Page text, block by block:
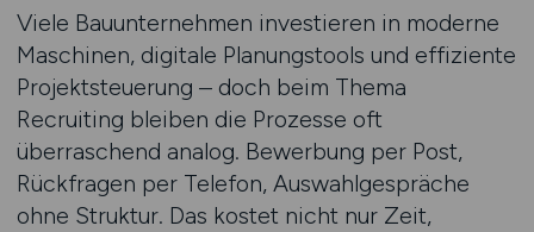
Viele Bauunternehmen investieren in moderne
Maschinen, digitale Planungstools und effiziente
Projektsteuerung – doch beim Thema
Recruiting bleiben die Prozesse oft
überraschend analog. Bewerbung per Post,
Rückfragen per Telefon, Auswahlgespräche
ohne Struktur. Das kostet nicht nur Zeit,